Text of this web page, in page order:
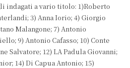
indagati a vario titolo: 1)Roberto
3) Anna Iorio; 4) Giorgio
Malangone; 7) Antonio
9) Antonio Cafasso; 10) Conte
Salvatore; 12) LA Padula Giovanni;
14) Di Capua Antonio; 15)